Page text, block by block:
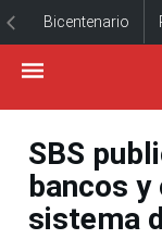
Bicentenario
SBS
bancos
sistema